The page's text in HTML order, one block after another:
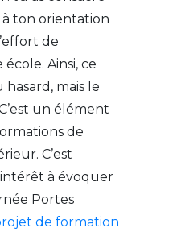
ton orientation
de
Ainsi, ce
hasard, mais le
un élément
de
C’est
à évoquer
Portes
de formation